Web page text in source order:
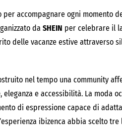
accompagnare ogni momento
da SHEIN per celebrare il
delle vacanze estive attraverso
nel tempo una community
e accessibilità. La moda
di espressione capace di
ibizenca abbia scelto